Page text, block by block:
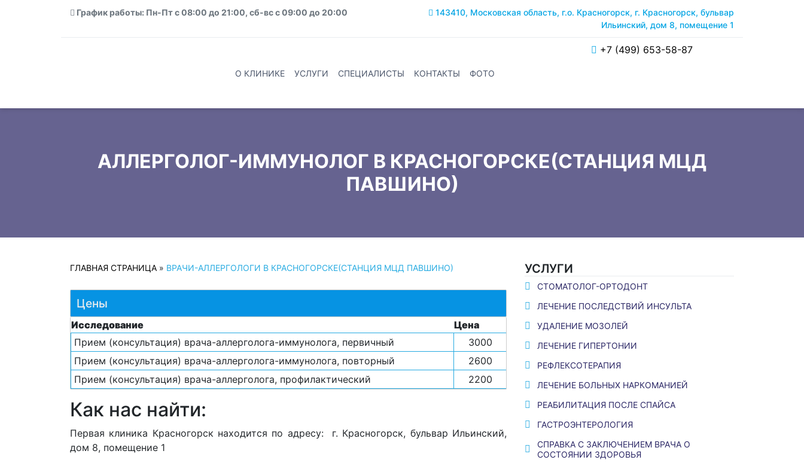
График работы: Пн-Пт с 08:00 до 21:00, сб-вс с 09:00 до 20:00
143410, Московская область, г.о. Красногорск, г. Красногорск, бульвар
Ильинский, дом 8, помещение 1
О КЛИНИКЕ УСЛУГИ СПЕЦИАЛИСТЫ КОНТАКТЫ ФОТО
+7 (499) 653-58-87
АЛЛЕРГОЛОГ-ИММУНОЛОГ В КРАСНОГОРСКЕ(СТАНЦИЯ МЦД
ПАВШИНО)
ГЛАВНАЯ СТРАНИЦА » ВРАЧИ-АЛЛЕРГОЛОГИ В КРАСНОГОРСКЕ(СТАНЦИЯ МЦД ПАВШИНО)
Цены
Исследование
Цена
Прием (консультация) врача-аллерголога-иммунолога, первичный
3000
Прием (консультация) врача-аллерголога-иммунолога, повторный
2600
Прием (консультация) врача-аллерголога, профилактический
2200
Как нас найти:
Первая клиника Красногорск находится по адресу: г. Красногорск, бульвар Ильинский,
дом 8, помещение 1
УСЛУГИ
СТОМАТОЛОГ-ОРТОДОНТ
ЛЕЧЕНИЕ ПОСЛЕДСТВИЙ ИНСУЛЬТА
УДАЛЕНИЕ МОЗОЛЕЙ
ЛЕЧЕНИЕ ГИПЕРТОНИИ
РЕФЛЕКСОТЕРАПИЯ
ЛЕЧЕНИЕ БОЛЬНЫХ НАРКОМАНИЕЙ
РЕАБИЛИТАЦИЯ ПОСЛЕ СПАЙСА
ГАСТРОЭНТЕРОЛОГИЯ
СПРАВКА С ЗАКЛЮЧЕНИЕМ ВРАЧА О
СОСТОЯНИИ ЗДОРОВЬЯ